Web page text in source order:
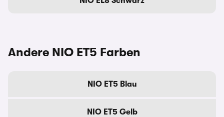
Andere NIO ET5 Farben
NIO ET5 Blau
NIO ET5 Gelb